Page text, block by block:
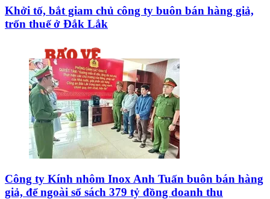
Khởi tố, bắt giam chủ công ty buôn bán hàng giả,
trốn thuế ở Đắk Lắk
Công ty Kính nhôm Inox Anh Tuấn buôn bán hàng
giả, để ngoài sổ sách 379 tỷ đồng doanh thu